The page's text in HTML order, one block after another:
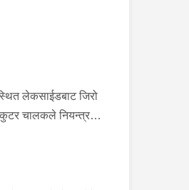
लेकसाईडबाट जिरो
चालकले नियन्त्रण
२४ कि शान्ति नेपाली
पठाइएको ।